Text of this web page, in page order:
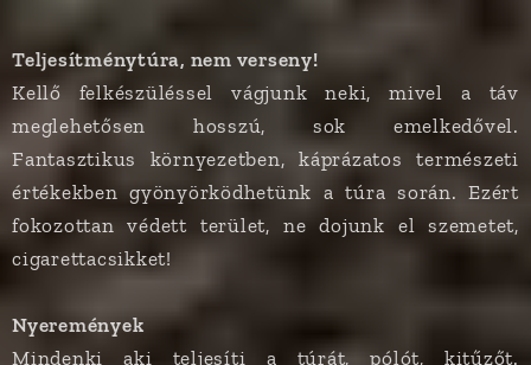
Teljesítménytúra, nem verseny!
Kellő felkészüléssel vágjunk neki, mivel a táv
meglehetősen hosszú, sok emelkedővel.
Fantasztikus környezetben, káprázatos természeti
értékekben gyönyörködhetünk a túra során. Ezért
fokozottan védett terület, ne dojunk el szemetet,
cigarettacsikket!
Nyeremények
Mindenki aki teljesíti a túrát, pólót, kitűzőt.